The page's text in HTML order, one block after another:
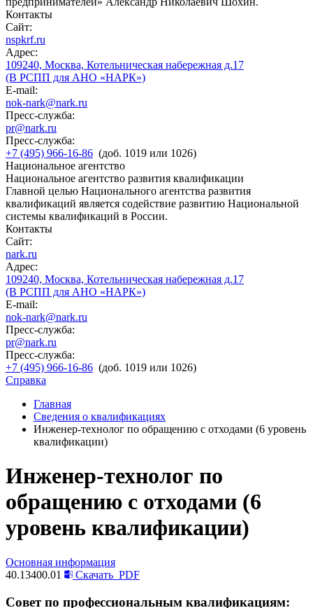
Контакты
Сайт:
nspkrf.ru
Адрес:
109240, Москва, Котельническая набережная д.17
(В РСПП для АНО «НАРК»)
E-mail:
nok-nark@nark.ru
Пресс-служба:
pr@nark.ru
Пресс-служба:
+7 (495) 966-16-86 (доб. 1019 или 1026)
Национальное агентство
Национальное агентство развития квалификации
Главной целью Национального агентства развития
квалификаций является содействие развитию Национальной
системы квалификаций в России.
Контакты
Сайт:
nark.ru
Адрес:
109240, Москва, Котельническая набережная д.17
(В РСПП для АНО «НАРК»)
E-mail:
nok-nark@nark.ru
Пресс-служба:
pr@nark.ru
Пресс-служба:
+7 (495) 966-16-86 (доб. 1019 или 1026)
Справка
Главная
Сведения о квалификациях
Инженер-технолог по обращению с отходами (6 уровень
квалификации)
Инженер-технолог по
обращению с отходами (6
уровень квалификации)
Основная информация
40.13400.01
Скачать PDF
Совет по профессиональным квалификациям: